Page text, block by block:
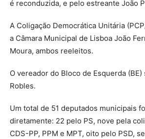
é reconduzida, e pelo estreante João
A Coligação Democrática Unitária
a Câmara Municipal de Lisboa João
Moura, ambos reeleitos.
O vereador do Bloco de Esquerda (BE)
Robles.
Um total de 51 deputados municipais
diretamente: 22 pelo PS, nove pela
CDS-PP, PPM e MPT, oito pelo PSD,